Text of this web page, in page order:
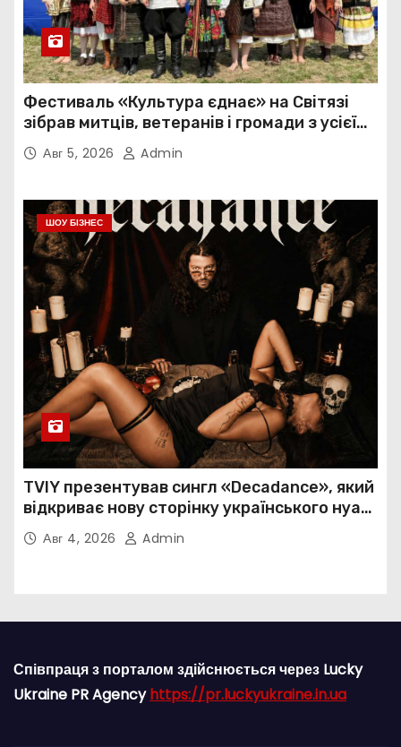
Фестиваль «Культура єднає» на Світязі
зібрав митців, ветеранів і громади з усієї
України
Авг 5, 2026 Admin
ШОУ БІЗНЕС
TVIY презентував сингл «Decadance», який
відкриває нову сторінку українського нуар-
попуАвг 4, 2026 Admin
Співпраця з порталом здійснюється через Lucky
Ukraine PR Agencyhttps://pr.luckyukraine.in.ua